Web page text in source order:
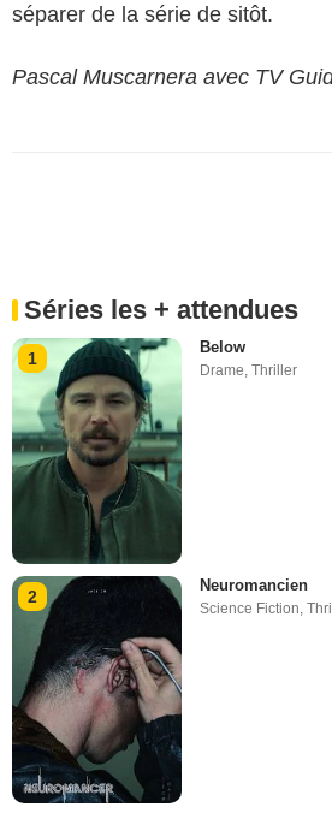
séparer de la série de sitôt.
Pascal Muscarnera avec TV
Séries les + attendues
1
Below
Drame,Thriller
2
Neuromancien
Science Fiction,